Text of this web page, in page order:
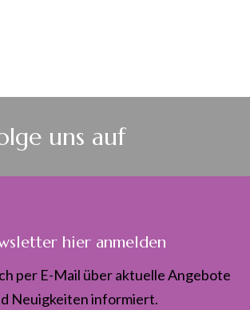
uns auf
hier anmelden
per E-Mail über aktuelle Angebote
Neuigkeiten informiert.